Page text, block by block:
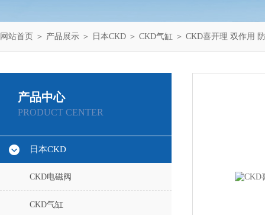
网站首页 ＞ 产品展示 ＞ 日本CKD ＞ CKD气缸 ＞ CKD喜开理 双作用
产品中心
PRODUCT CENTER
日本CKD
CKD电磁阀
CKD气缸